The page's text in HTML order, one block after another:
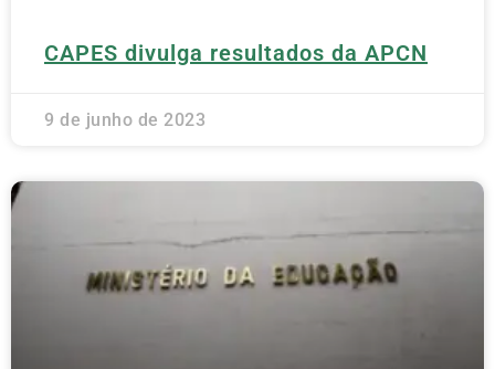
CAPES divulga resultados da APCN
9 de junho de 2023